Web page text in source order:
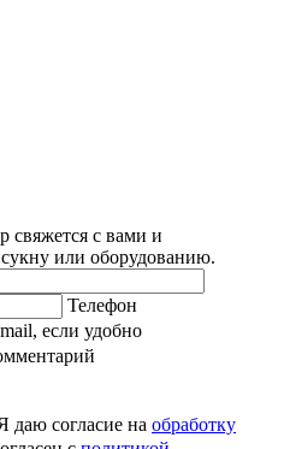
свяжется с вами и
или оборудованию.
Телефон
если удобно
даю согласие на обработку